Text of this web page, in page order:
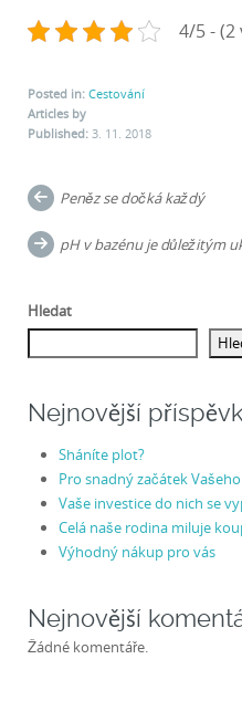
4/5 - (2
Posted in: Cestování
Articles by
Published: 3. 11. 2018
Post
navigation
Peněz se dočká každý
pH v bazénu je důležitým
Hledat
Nejnovější
Sháníte plot?
Pro snadný začátek
Vaše investice do nich se
Celá naše rodina miluje
Výhodný nákup pro vás
Nejnovější
Žádné komentáře.